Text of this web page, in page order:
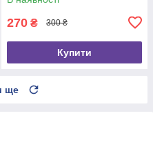
270 ₴ 300 ₴
Купити
ще